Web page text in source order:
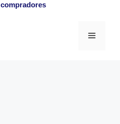
compradores
Menu